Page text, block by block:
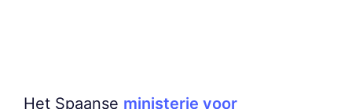
Het Spaanse ministerie voor